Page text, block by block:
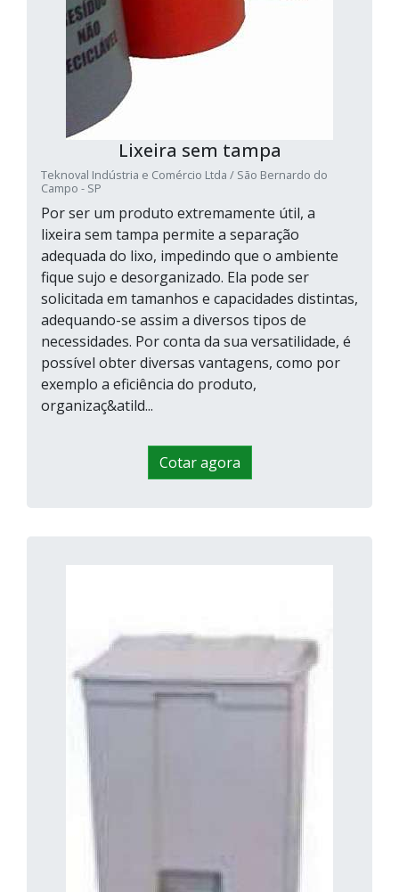
Lixeira sem tampa
Teknoval Indústria e Comércio Ltda / São Bernardo do
Campo - SP
Por ser um produto extremamente útil, a
lixeira sem tampa permite a separação
adequada do lixo, impedindo que o ambiente
fique sujo e desorganizado. Ela pode ser
solicitada em tamanhos e capacidades distintas,
adequando-se assim a diversos tipos de
necessidades. Por conta da sua versatilidade, é
possível obter diversas vantagens, como por
exemplo a eficiência do produto,
organizaç&atild...
Cotar agora